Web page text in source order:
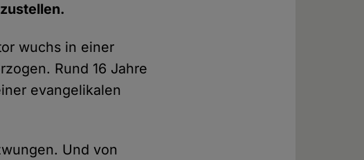
wuchs in einer
Rund 16 Jahre
evangelikalen
Und von